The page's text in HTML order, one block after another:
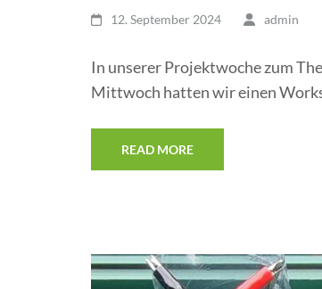
12. September 2024 admin
In unserer Projektwoche zum
Mittwoch hatten wir einen
READ MORE